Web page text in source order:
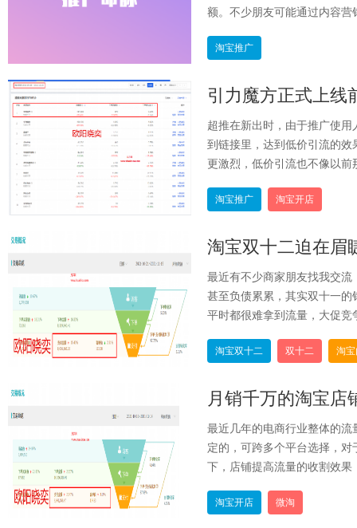
额。不少朋友可能通过内容
淘宝推广
引力魔方正式上线
超推在新出时，由于推广使
到链接里，达到低价引流的
更激烈，低价引流也不像以
淘宝推广 淘宝开店
淘宝双十二迫在眉
最近有不少商家朋友找我交
甚至负债累累，其实双十一
平时都很难拿到流量，大促
淘宝双十二 双十二 淘
月销千万的淘宝店
最近几年的电商行业整体的
定的，可跨多个平台选择，
下，店铺提高流量的收割效
淘宝开店 微淘